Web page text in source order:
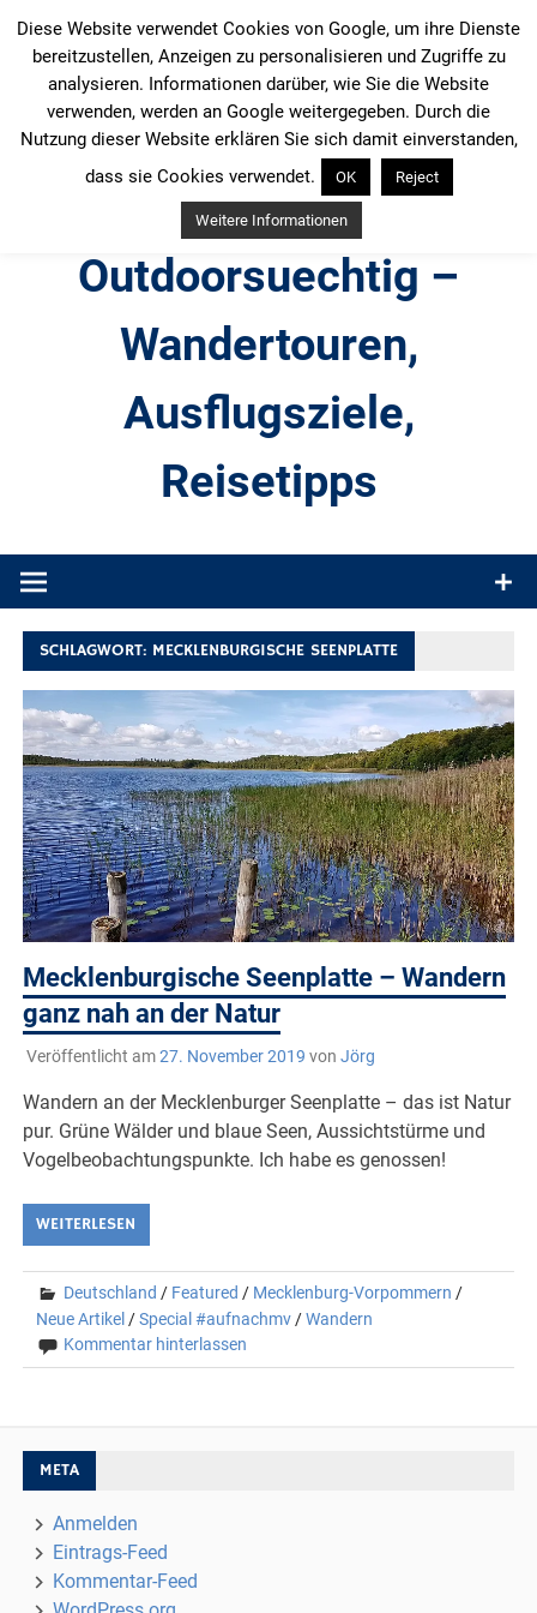
Inhalt
springen
Outdoorsuechtig –
Wandertouren,
Ausflugsziele,
Reisetipps
Produkttests und Buchrezensionen. Ein Blog für alle, die gern
SCHLAGWORT: MECKLENBURGISCHE SEENPLATTE
Mecklenburgische Seenplatte – Wandern
ganz nah an der Natur
Veröffentlicht am27. November 2019 von Jörg
Wandern an der Mecklenburger Seenplatte – das ist Natur
pur. Grüne Wälder und blaue Seen, Aussichtstürme und
Vogelbeobachtungspunkte. Ich habe es genossen!
WEITERLESEN
Deutschland / Featured / Mecklenburg-Vorpommern /
Neue Artikel /Special #aufnachmv /Wandern
Kommentar hinterlassen
META
Anmelden
Eintrags-Feed
Kommentar-Feed
Diese Website verwendet Cookies von Google, um ihre Dienste
bereitzustellen, Anzeigen zu personalisieren und Zugriffe zu
analysieren. Informationen darüber, wie Sie die Website
verwenden, werden an Google weitergegeben. Durch die
Nutzung dieser Website erklären Sie sich damit einverstanden,
dass sie Cookies verwendet.
OK Reject
Weitere Informationen